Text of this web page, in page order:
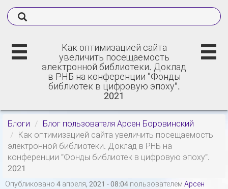
Как оптимизацией сайта
увеличить посещаемость
электронной библиотеки. Доклад
в РНБ на конференции "Фонды
библиотек в цифровую эпоху".
2021
Блоги
Блог пользователя Арсен Боровинский
Как оптимизацией сайта увеличить посещаемость
электронной библиотеки. Доклад в РНБ на
конференции "Фонды библиотек в цифровую эпоху".
2021
Опубликовано 4 апреля, 2021 - 08:04 пользователем Арсен